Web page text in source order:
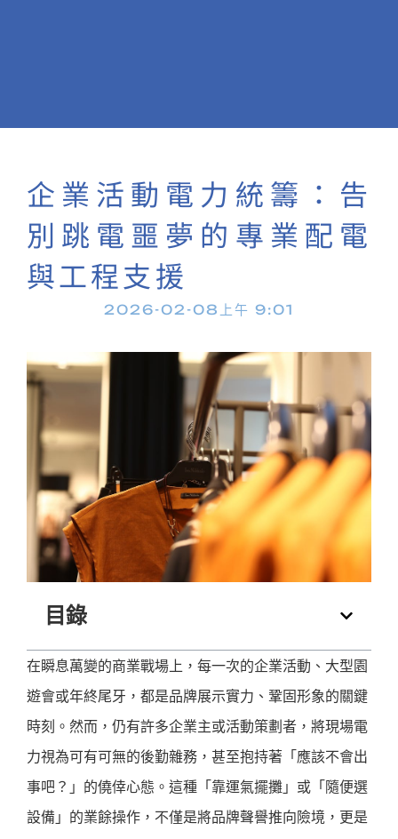
企業活動電力統籌：告
別跳電噩夢的專業配電
與工程支援
2026-02-08 上午 9:01
目錄
在瞬息萬變的商業戰場上，每一次的企業活動、大型園
遊會或年終尾牙，都是品牌展示實力、鞏固形象的關鍵
時刻。然而，仍有許多企業主或活動策劃者，將現場電
力視為可有可無的後勤雜務，甚至抱持著「應該不會出
事吧？」的僥倖心態。這種「靠運氣擺攤」或「隨便選
設備」的業餘操作，不僅是將品牌聲譽推向險境，更是